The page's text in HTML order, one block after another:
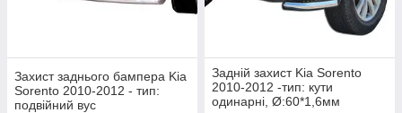
Захист заднього бампера Kia
Sorento 2010-2012 - тип:
подвійний вус
Задній захист Kia Sorento
2010-2012 -тип: кути
одинарні, Ø:60*1,6мм